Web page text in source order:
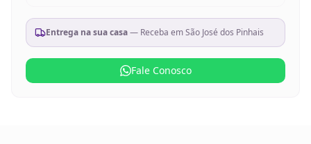
Entrega na sua casa— Receba emSão José dos Pinhais
Fale Conosco